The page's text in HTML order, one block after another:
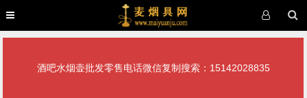
酒吧水烟壶批发零售电话微信复制搜索：15142028835